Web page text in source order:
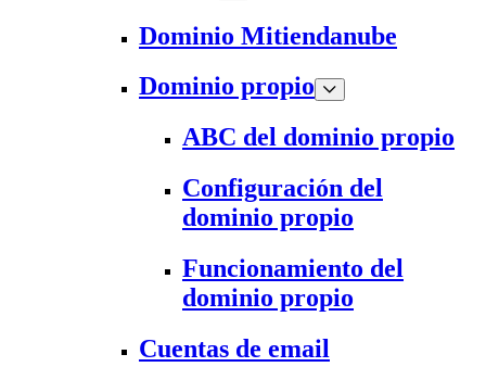
Dominio Mitiendanube
Dominio propio
ABC del dominio propio
Configuración del
dominio propio
Funcionamiento del
dominio propio
Cuentas de email